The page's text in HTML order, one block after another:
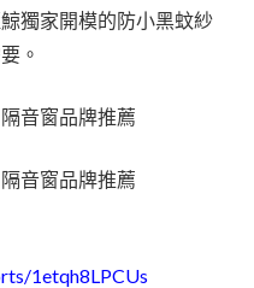
獨家開模的防小黑蚊紗
。
1etqh8LPCUs